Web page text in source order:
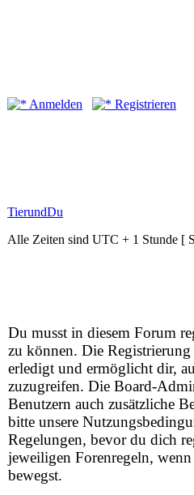
Anmelden Registrieren
TierundDu
Alle Zeiten sind UTC + 1 Stunde [
Du musst in diesem Forum
zu können. Die
erledigt und ermöglicht dir,
zuzugreifen. Die Board-
Benutzern auch zusätzliche
bitte unsere
Regelungen, bevor du dich
jeweiligen Forenregeln,
bewegst.